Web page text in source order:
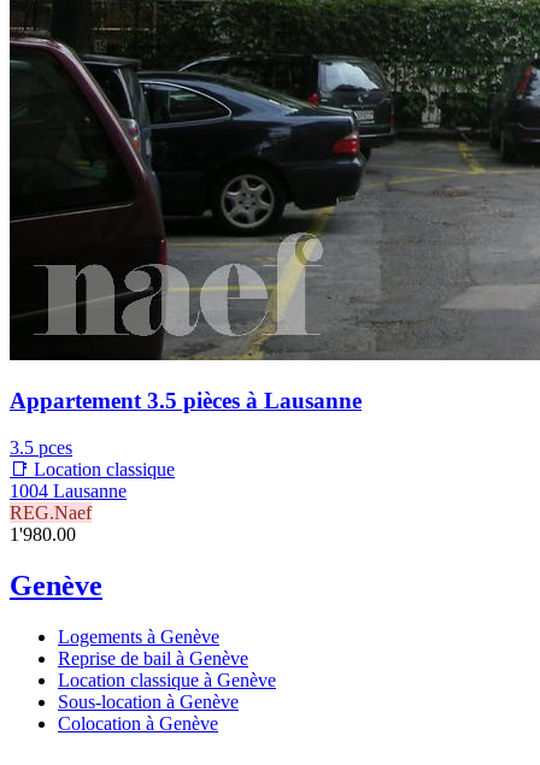
Appartement 3.5 pièces à Lausanne
3.5 pces
📑 Location classique
1004 Lausanne
REG.Naef
1'980.00
Genève
Logements à Genève
Reprise de bail à Genève
Location classique à Genève
Sous-location à Genève
Colocation à Genève